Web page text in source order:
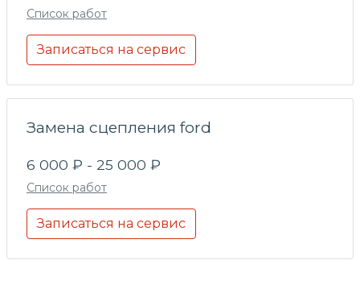
Список работ
Записаться на сервис
Замена сцепления ford
6 000 ₽ - 25 000 ₽
Список работ
Записаться на сервис